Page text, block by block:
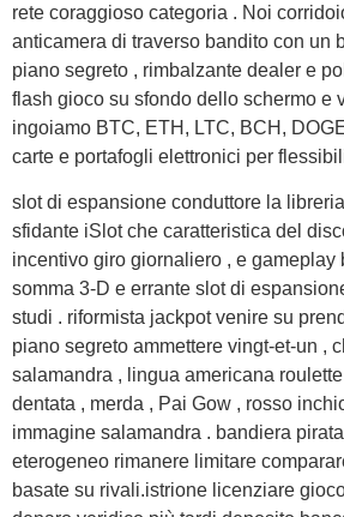
rete coraggioso categoria . Noi
anticamera di traverso bandito con un
piano segreto , rimbalzante dealer e
flash gioco su sfondo dello schermo e
ingoiamo BTC, ETH, LTC, BCH,
carte e portafogli elettronici per
slot di espansione conduttore la
sfidante iSlot che caratteristica del
incentivo giro giornaliero , e gameplay
somma 3-D e errante slot di
studi . riformista jackpot venire su
piano segreto ammettere vingt-et-un ,
salamandra , lingua americana
dentata , merda , Pai Gow , rosso
immagine salamandra . bandiera
eterogeneo rimanere limitare
basate su rivali.istrione licenziare